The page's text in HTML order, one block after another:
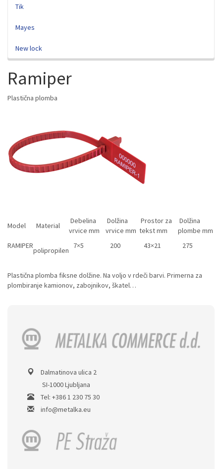
Tik
Mayes
New lock
Ramiper
Plastična plomba
Model Material
Debelina
vrvice mm
Dolžina
vrvice mm
Prostor za
tekst mm
Dolžina
plombe mm
RAMIPER
polipropilen
7×5 200 43×21 275
Plastična plomba fiksne dolžine. Na voljo v rdeči barvi. Primerna za
plombiranje kamionov, zabojnikov, škatel…
Dalmatinova ulica 2
SI-1000 Ljubljana
Tel: +386 1 230 75 30
info@metalka.eu